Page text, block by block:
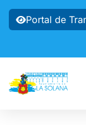
Portal de